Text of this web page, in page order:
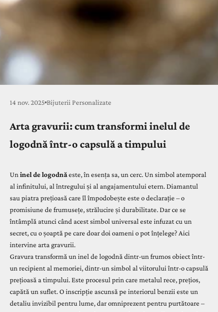
14 nov. 2025 Bijuterii Personalizate
Arta gravurii: cum transformi inelul de
logodnă într-o capsulă a timpului
Un inel de logodnăeste, în esența sa, un cerc. Un simbol atemporal
al infinitului, al întregului și al angajamentului etern. Diamantul
sau piatra prețioasă care îl împodobește este o declarație – o
promisiune de frumusețe, strălucire și durabilitate. Dar ce se
întâmplă atunci când acest simbol universal este infuzat cu un
secret, cu o șoaptă pe care doar doi oameni o pot înțelege? Aici
intervine arta gravurii.
Gravura transformă un inel de logodnă dintr-un frumos obiect într-
un recipient al memoriei, dintr-un simbol al viitorului într-o capsulă
prețioasă a timpului. Este procesul prin care metalul rece, prețios,
capătă un suflet. O inscripție ascunsă pe interiorul benzii este un
detaliu invizibil pentru lume, dar omniprezent pentru purtătoare –